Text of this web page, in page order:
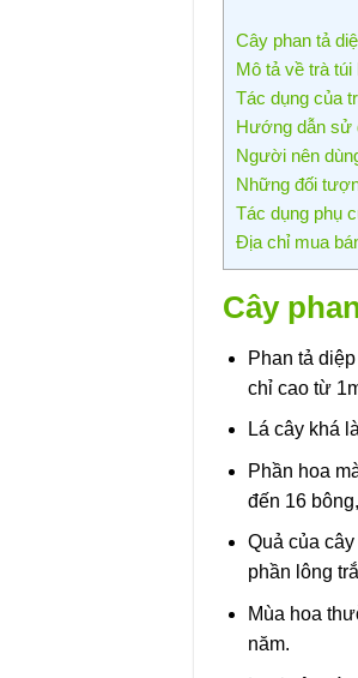
Cây phan tả
Mô tả về trà túi
Tác dụng của
Hướng dẫn sử
Người nên
Những đối
Tác dụng phụ
Địa chỉ mua
Cây
Phan tả
chỉ cao từ
Lá cây khá
Phần hoa
đến 16
Quả của
phần lông
Mùa hoa
năm.